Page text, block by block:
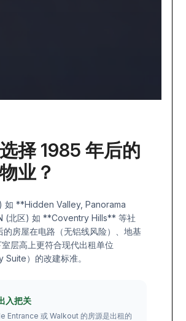
择 1985 年后的
业？
如 **Hidden Valley, Panorama
(北区) 如 **Coventry Hills** 等社
的房屋在电路（无铝线风险）、地基
层高上更符合现代出租单位
Suite）的改建标准。
入把关
Entrance 或 Walkout 的房源是出租的